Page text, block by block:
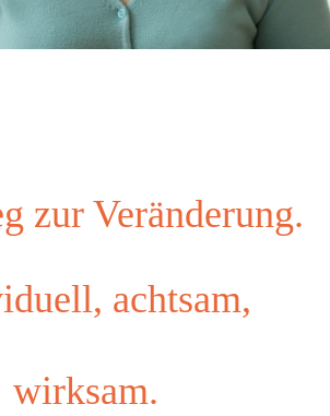
zur Veränderung.
achtsam,
wirksam.